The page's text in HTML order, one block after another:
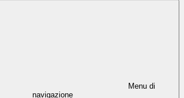
Menu di
navigazione